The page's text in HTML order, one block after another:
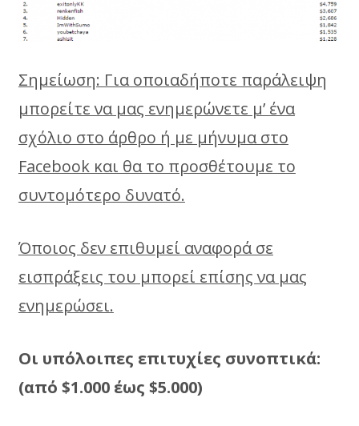
Σημείωση: Για οποιαδήποτε παράλειψη
μπορείτε να μας ενημερώνετε μ’ ένα
σχόλιο στο άρθρο ή με μήνυμα στο
Facebook και θα το προσθέτουμε το
συντομότερο δυνατό.
Όποιος δεν επιθυμεί αναφορά σε
εισπράξεις του μπορεί επίσης να μας
ενημερώσει.
Οι υπόλοιπες επιτυχίες συνοπτικά:
(από $1.000 έως $5.000)